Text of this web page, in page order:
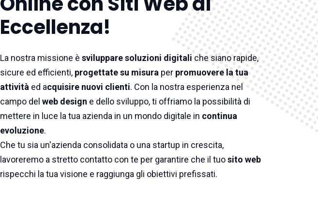
Eccellenza!
La nostra missione è sviluppare soluzioni digitali che siano rapide,
sicure ed efficienti, progettate su misura per promuovere la tua
attività ed acquisire nuovi clienti. Con la nostra esperienza nel
campo del web design e dello sviluppo, ti offriamo la possibilità di
mettere in luce la tua azienda in un mondo digitale in continua
evoluzione.
Che tu sia un'azienda consolidata o una startup in crescita,
lavoreremo a stretto contatto con te per garantire che il tuosito web
rispecchi la tua visione e raggiunga gli obiettivi prefissati.